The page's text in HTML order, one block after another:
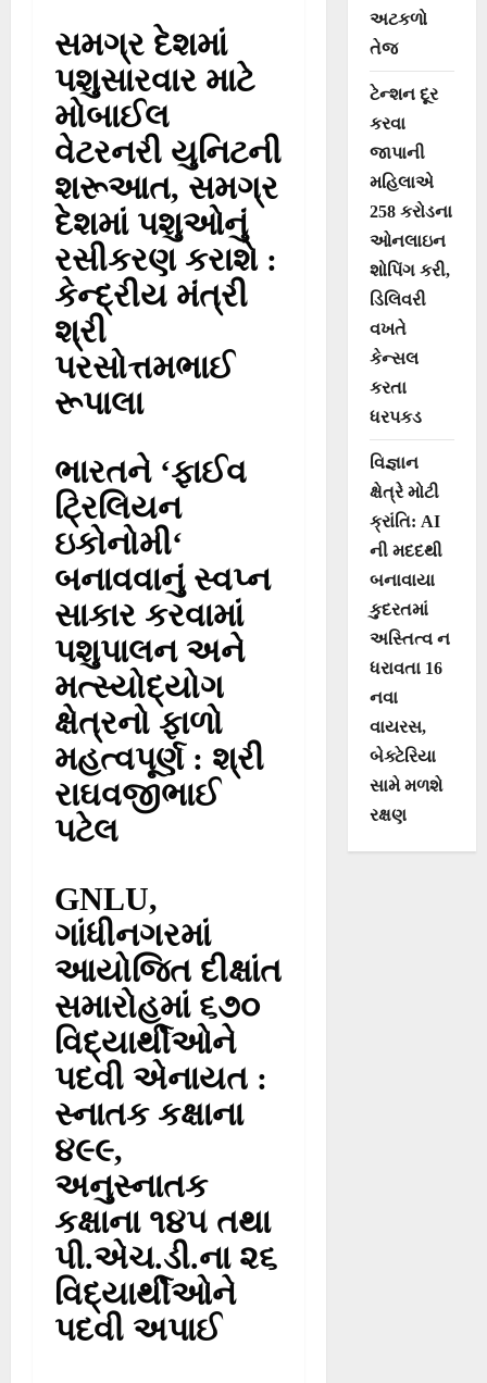
સમગ્ર દેશમાં
પશુસારવાર માટે
મોબાઈલ
વેટરનરી યુનિટની
શરૂઆત, સમગ્ર
દેશમાં પશુઓનું
રસીકરણ કરાશે :
કેન્દ્રીય મંત્રી
શ્રી
પરસોત્તમભાઈ
રૂપાલા
ભારતને ‘ફાઈવ
ટ્રિલિયન
ઇકોનોમી‘
બનાવવાનું સ્વપ્ન
સાકાર કરવામાં
પશુપાલન અને
મત્સ્યોદ્યોગ
ક્ષેત્રનો ફાળો
મહત્વપૂર્ણ : શ્રી
રાઘવજીભાઈ
પટેલ
GNLU,
ગાંધીનગરમાં
આયોજિત દીક્ષાંત
સમારોહમાં ૬૭૦
વિદ્યાર્થીઓને
પદવી એનાયત :
સ્નાતક કક્ષાના
૪૯૯,
અનુસ્નાતક
કક્ષાના ૧૪૫ તથા
પી.એચ.ડી.ના ૨૬
વિદ્યાર્થીઓને
પદવી અપાઈ
અટકળો
તેજ
ટેન્શન દૂર
કરવા
જાપાની
મહિલાએ
258 કરોડના
ઓનલાઇન
શોપિંગ કરી,
ડિલિવરી
વખતે
કેન્સલ
કરતા
ધરપકડ
વિજ્ઞાન
ક્ષેત્રે મોટી
ક્રાંતિ: AI
ની મદદથી
બનાવાયા
કુદરતમાં
અસ્તિત્વ ન
ધરાવતા 16
નવા
વાયરસ,
બેક્ટેરિયા
સામે મળશે
રક્ષણ